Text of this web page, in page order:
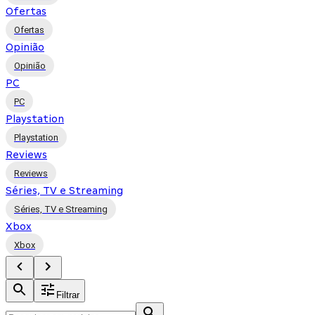
Ofertas
Ofertas
Opinião
Opinião
PC
PC
Playstation
Playstation
Reviews
Reviews
Séries, TV e Streaming
Séries, TV e Streaming
Xbox
Xbox
Filtrar